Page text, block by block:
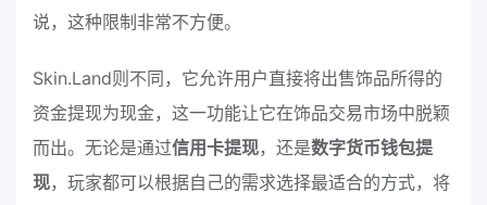
说，这种限制非常不方便。
Skin.Land则不同，它允许用户直接将出售饰品所得的
资金提现为现金，这一功能让它在饰品交易市场中脱颖
而出。无论是通过信用卡提现，还是数字货币钱包提
现，玩家都可以根据自己的需求选择最适合的方式，将